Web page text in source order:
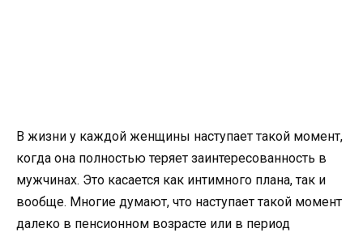
В жизни у каждой женщины наступает такой момент,
когда она полностью теряет заинтересованность в
мужчинах. Это касается как интимного плана, так и
вообще. Многие думают, что наступает такой момент
далеко в пенсионном возрасте или в период